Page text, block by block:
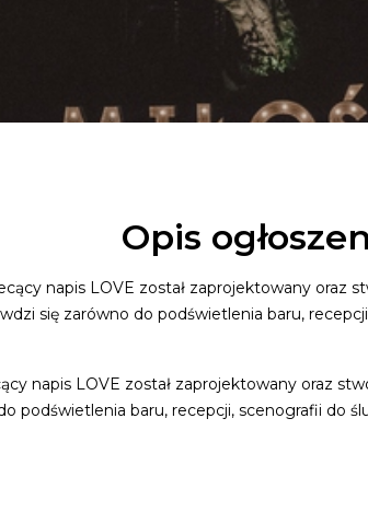
Opis
napis LOVE został zaprojektowany oraz
się zarówno do podświetlenia baru,
napis LOVE został zaprojektowany oraz
podświetlenia baru, recepcji, scenografii do